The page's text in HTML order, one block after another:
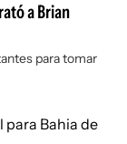
a Brian
para tomar